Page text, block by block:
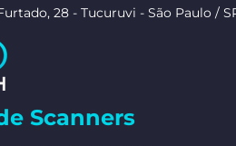
28 - Tucuruvi - São Paulo /
Scanners